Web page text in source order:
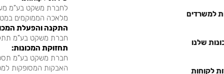
לחברת משקט בע"מ
.מלאכה הממוקמים
:התקנה והפעלת
.חברת משקט בע"מ
:תחזוקת המכונות
חברת משקט בע"מ
.האבקות המסופקות
למשרדים
שלנו
לקוחות